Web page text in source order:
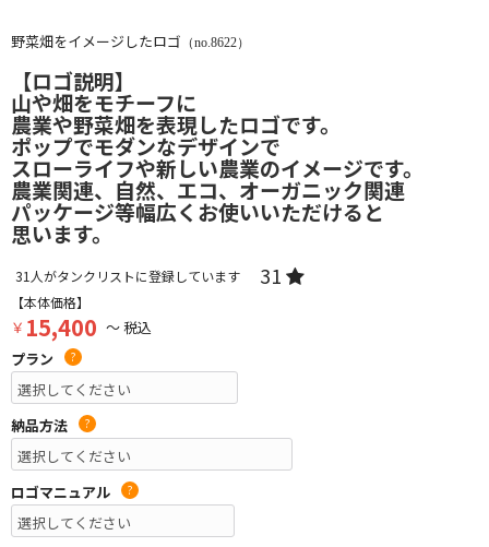
野菜畑をイメージしたロゴ （no.8622）
【ロゴ説明】
山や畑をモチーフに
農業や野菜畑を表現したロゴです。
ポップでモダンなデザインで
スローライフや新しい農業のイメージです。
農業関連、自然、エコ、オーガニック関連
パッケージ等幅広くお使いいただけると
思います。
31 人がタンクリストに登録しています 31
【本体価格】
￥ 15,400 ～ 税込
プラン
?
納品方法 ?
ロゴマニュアル ?